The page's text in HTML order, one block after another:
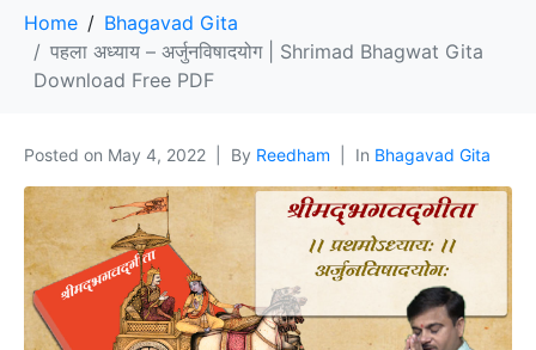
Home
Bhagavad Gita
पहला अध्याय – अर्जुनविषादयोग | Shrimad Bhagwat Gita
Download Free PDF
Posted on May 4, 2022 By Reedham In Bhagavad Gita